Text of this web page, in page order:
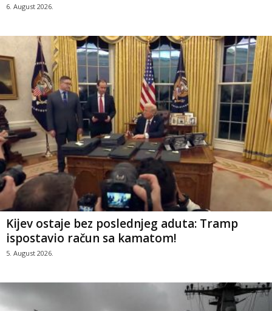
6. August 2026.
Kijev ostaje bez poslednjeg aduta: Tramp
ispostavio račun sa kamatom!
5. August 2026.